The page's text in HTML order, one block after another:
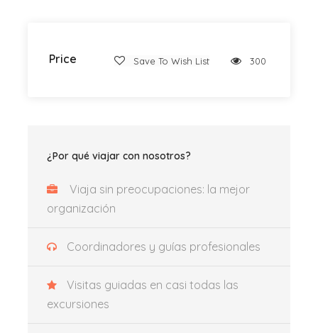
Price Save To Wish List 300
¿Por qué viajar con nosotros?
Viaja sin preocupaciones: la mejor
organización
Coordinadores y guías profesionales
Visitas guiadas en casi todas las
excursiones
IMPORTANTE:
de emergencia, especialmente quienes sean
Lugar de salida y de vuelta
Hora de salida